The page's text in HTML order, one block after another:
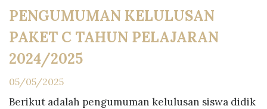
PENGUMUMAN KELULUSAN
PAKET C TAHUN PELAJARAN
2024/2025
05/05/2025
Berikut adalah pengumuman kelulusan siswa didik